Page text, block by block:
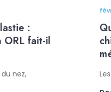
:
ORL fait-il
nez,